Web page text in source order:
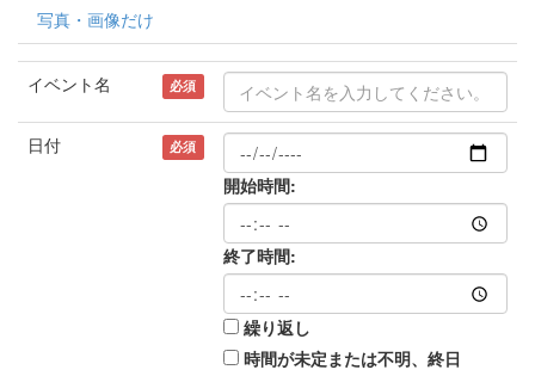
写真・画像だけ
イベント名 必須
日付 必須
開始時間:
終了時間:
繰り返し
時間が未定または不明、終日